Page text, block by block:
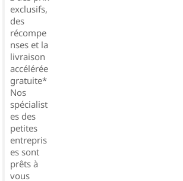
exclusifs,
des
récompe
nses et la
livraison
accélérée
gratuite*
Nos
spécialist
es des
petites
entrepris
es sont
prêts à
vous